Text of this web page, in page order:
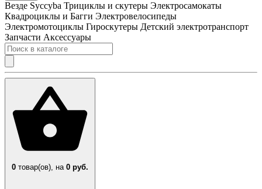
Везде Syccyba Трициклы и скутеры Электросамокаты
Квадроциклы и Багги Электровелосипеды
Электромотоциклы Гироскутеры Детский электротранспорт
Запчасти Аксессуары
0 товар(ов), на 0 руб.